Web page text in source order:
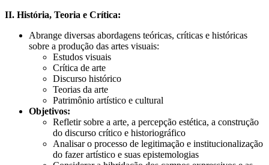
II. História, Teoria e Crítica:
Abrange diversas abordagens teóricas, críticas e históricas
sobre a produção das artes visuais:
Estudos visuais
Crítica de arte
Discurso histórico
Teorias da arte
Patrimônio artístico e cultural
Objetivos:
Refletir sobre a arte, a percepção estética, a construção
do discurso crítico e historiográfico
Analisar o processo de legitimação e institucionalização
do fazer artístico e suas epistemologias